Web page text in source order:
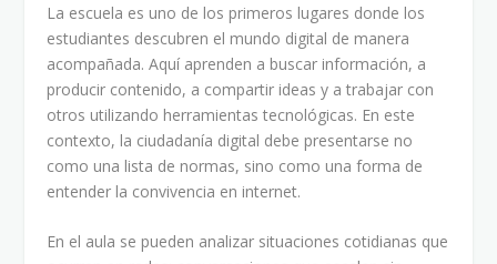
La escuela es uno de los primeros lugares donde los
estudiantes descubren el mundo digital de manera
acompañada. Aquí aprenden a buscar información, a
producir contenido, a compartir ideas y a trabajar con
otros utilizando herramientas tecnológicas. En este
contexto, la ciudadanía digital debe presentarse no
como una lista de normas, sino como una forma de
entender la convivencia en internet.
En el aula se pueden analizar situaciones cotidianas que